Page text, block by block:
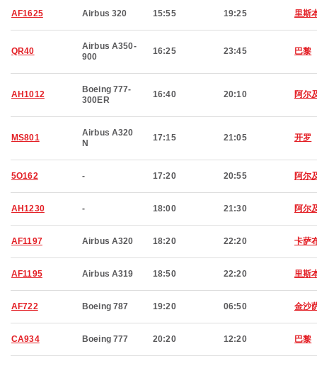
AF1625 Airbus 320 15:55 19:25 里斯
QR40
Airbus A350-
900
16:25 23:45 巴黎
AH1012
Boeing 777-
300ER
16:40 20:10 阿尔
MS801
Airbus A320
N
17:15 21:05 开罗
5O162 - 17:20 20:55 阿尔
AH1230 - 18:00 21:30 阿尔
AF1197 Airbus A320 18:20 22:20 卡萨
AF1195 Airbus A319 18:50 22:20 里斯
AF722 Boeing 787 19:20 06:50 金沙
CA934 Boeing 777 20:20 12:20 巴黎